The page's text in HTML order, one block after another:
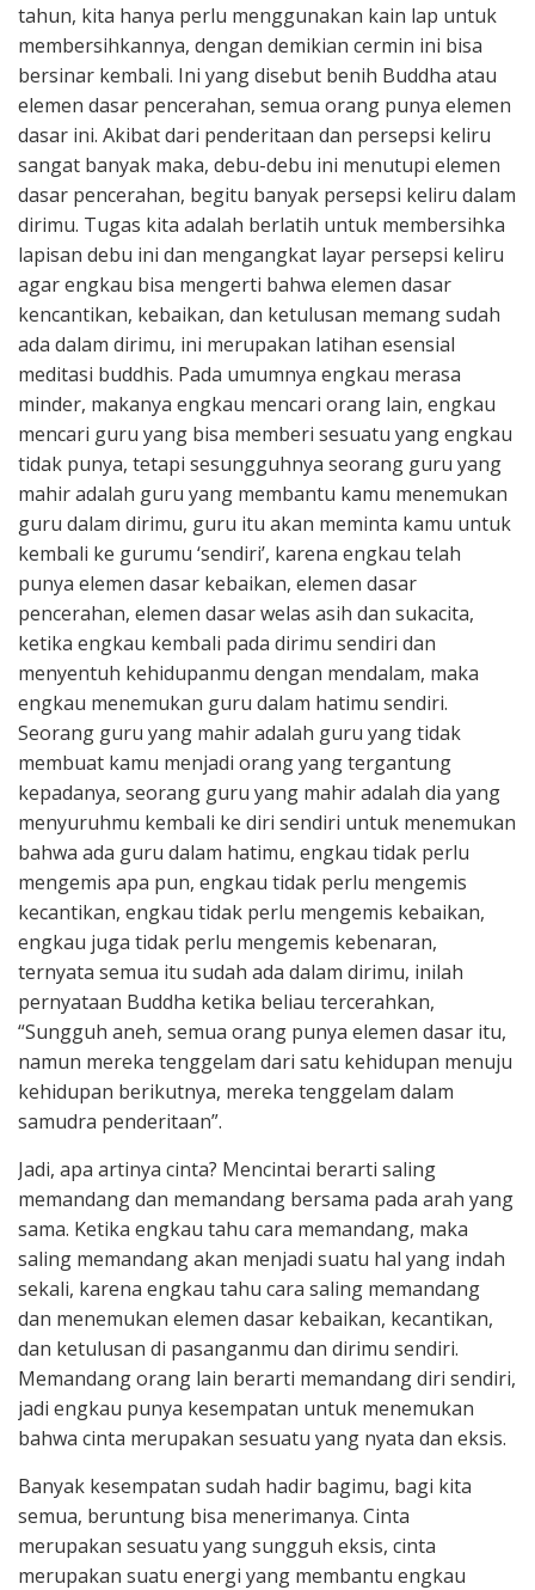
tahun, kita hanya perlu menggunakan kain lap untuk
membersihkannya, dengan demikian cermin ini bisa
bersinar kembali. Ini yang disebut benih Buddha atau
elemen dasar pencerahan, semua orang punya elemen
dasar ini. Akibat dari penderitaan dan persepsi keliru
sangat banyak maka, debu-debu ini menutupi elemen
dasar pencerahan, begitu banyak persepsi keliru dalam
dirimu. Tugas kita adalah berlatih untuk membersihka
lapisan debu ini dan mengangkat layar persepsi keliru
agar engkau bisa mengerti bahwa elemen dasar
kencantikan, kebaikan, dan ketulusan memang sudah
ada dalam dirimu, ini merupakan latihan esensial
meditasi buddhis. Pada umumnya engkau merasa
minder, makanya engkau mencari orang lain, engkau
mencari guru yang bisa memberi sesuatu yang engkau
tidak punya, tetapi sesungguhnya seorang guru yang
mahir adalah guru yang membantu kamu menemukan
guru dalam dirimu, guru itu akan meminta kamu untuk
kembali ke gurumu ‘sendiri’, karena engkau telah
punya elemen dasar kebaikan, elemen dasar
pencerahan, elemen dasar welas asih dan sukacita,
ketika engkau kembali pada dirimu sendiri dan
menyentuh kehidupanmu dengan mendalam, maka
engkau menemukan guru dalam hatimu sendiri.
Seorang guru yang mahir adalah guru yang tidak
membuat kamu menjadi orang yang tergantung
kepadanya, seorang guru yang mahir adalah dia yang
menyuruhmu kembali ke diri sendiri untuk menemukan
bahwa ada guru dalam hatimu, engkau tidak perlu
mengemis apa pun, engkau tidak perlu mengemis
kecantikan, engkau tidak perlu mengemis kebaikan,
engkau juga tidak perlu mengemis kebenaran,
ternyata semua itu sudah ada dalam dirimu, inilah
pernyataan Buddha ketika beliau tercerahkan,
“Sungguh aneh, semua orang punya elemen dasar itu,
namun mereka tenggelam dari satu kehidupan menuju
kehidupan berikutnya, mereka tenggelam dalam
samudra penderitaan”.
Jadi, apa artinya cinta? Mencintai berarti saling
memandang dan memandang bersama pada arah yang
sama. Ketika engkau tahu cara memandang, maka
saling memandang akan menjadi suatu hal yang indah
sekali, karena engkau tahu cara saling memandang
dan menemukan elemen dasar kebaikan, kecantikan,
dan ketulusan di pasanganmu dan dirimu sendiri.
Memandang orang lain berarti memandang diri sendiri,
jadi engkau punya kesempatan untuk menemukan
bahwa cinta merupakan sesuatu yang nyata dan eksis.
Banyak kesempatan sudah hadir bagimu, bagi kita
semua, beruntung bisa menerimanya. Cinta
merupakan sesuatu yang sungguh eksis, cinta
merupakan suatu energi yang membantu engkau